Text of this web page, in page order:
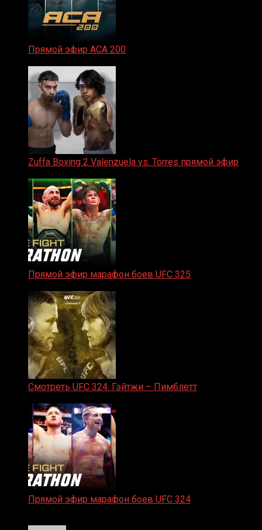
Прямой эфир ACA 200
Zuffa Boxing 2 Valenzuela vs. Torres прямой эфир
Прямой эфир марафон боев UFC 325
Смотреть UFC 324: Гэйтжи – Пимблетт
Прямой эфир марафон боев UFC 324